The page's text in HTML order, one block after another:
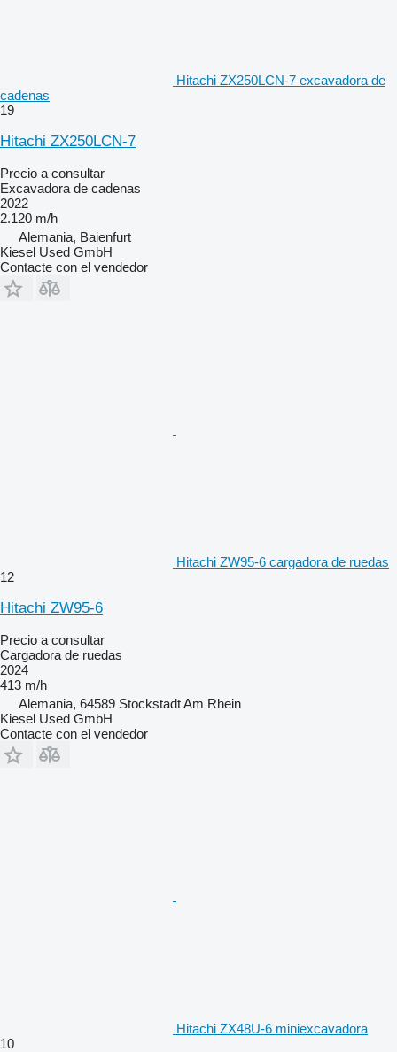
Hitachi ZX250LCN-7 excavadora de
cadenas
19
Hitachi ZX250LCN-7
Precio a consultar
Excavadora de cadenas
2022
2.120 m/h
Alemania, Baienfurt
Kiesel Used GmbH
Contacte con el vendedor
Hitachi ZW95-6 cargadora de ruedas
12
Hitachi ZW95-6
Precio a consultar
Cargadora de ruedas
2024
413 m/h
Alemania, 64589 Stockstadt Am Rhein
Kiesel Used GmbH
Contacte con el vendedor
Hitachi ZX48U-6 miniexcavadora
10